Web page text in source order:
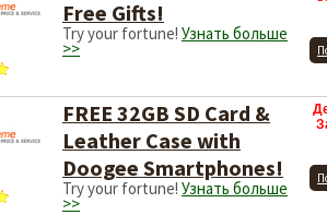
Free Gifts!
Try your fortune! Узнать больше
>>
FREE 32GB SD Card &
Leather Case with
Doogee Smartphones!
Try your fortune! Узнать больше
>>